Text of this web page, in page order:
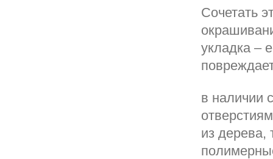
Сочетать
укладка –
в наличии
из дерева,